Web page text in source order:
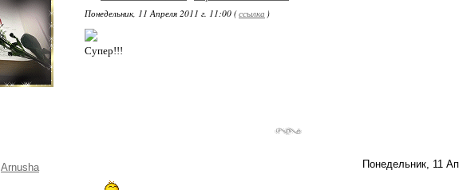
Понедельник, 11 Апреля 2011 г. 11:00 (ссылка )
Супер!!!
Понедельник, 11
Arnusha